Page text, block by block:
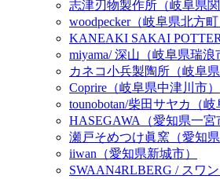
志津刃物製作所（岐阜県関
woodpecker（岐阜県北方町
KANEAKI SAKAI
miyama/ 深山（岐阜県瑞浪
カネコ小兵製陶所（岐阜県
Coprire（岐阜県中津川市）
tounobotan/柴田サヤカ（岐
HASEGAWA（愛知県一宮
瀬戸そめつけ眞窯（愛知県
iiwan（愛知県新城市）
SWAAN4RLBERG / スワ